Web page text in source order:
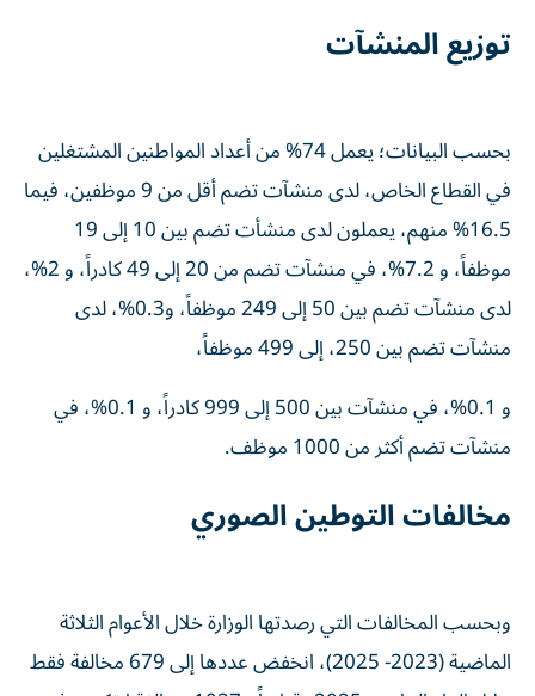
توزيع المنشآت
بحسب البيانات؛ يعمل 74% من أعداد المواطنين المشتغلين
في القطاع الخاص، لدى منشآت تضم أقل من 9 موظفين، فيما
16.5% منهم، يعملون لدى منشأت تضم بين 10 إلى 19
موظفاً، و 7.2%، في منشآت تضم من 20 إلى 49 كادراً، و 2%،
لدى منشآت تضم بين 50 إلى 249 موظفاً، و0.3%، لدى
منشآت تضم بين 250، إلى 499 موظفاً،
و 0.1%، في منشآت بين 500 إلى 999 كادراً، و 0.1%، في
منشآت تضم أكثر من 1000 موظف.
مخالفات التوطين الصوري
وبحسب المخالفات التي رصدتها الوزارة خلال الأعوام الثلاثة
الماضية (2023- 2025)، انخفض عددها إلى 679 مخالفة فقط